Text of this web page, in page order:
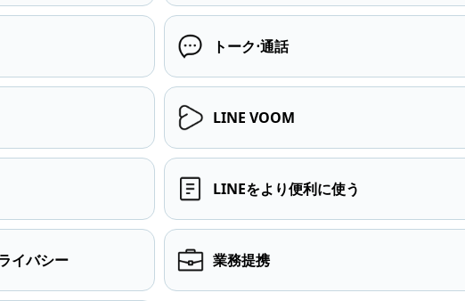
トーク⋅通話
LINE VOOM
LINEをより便利に使う
イバシー 業務提携